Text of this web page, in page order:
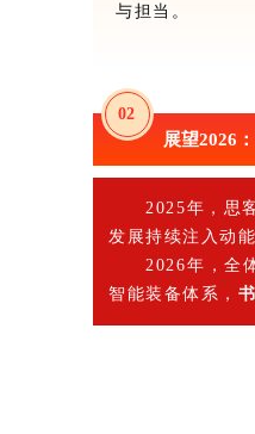
与担当。
02
展望2026
2025年，思
发展持续注入动
2026年，全
智能装备体系，